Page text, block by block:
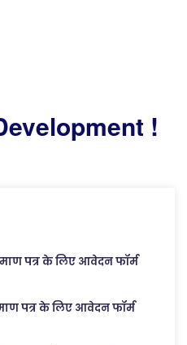
!
पत्र के लिए आवेदन फॉर्म
पत्र के लिए आवेदन फॉर्म